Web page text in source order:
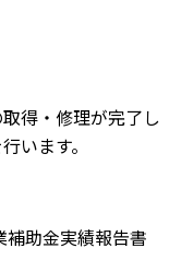
得・修理が完了し
います。
助金実績報告書